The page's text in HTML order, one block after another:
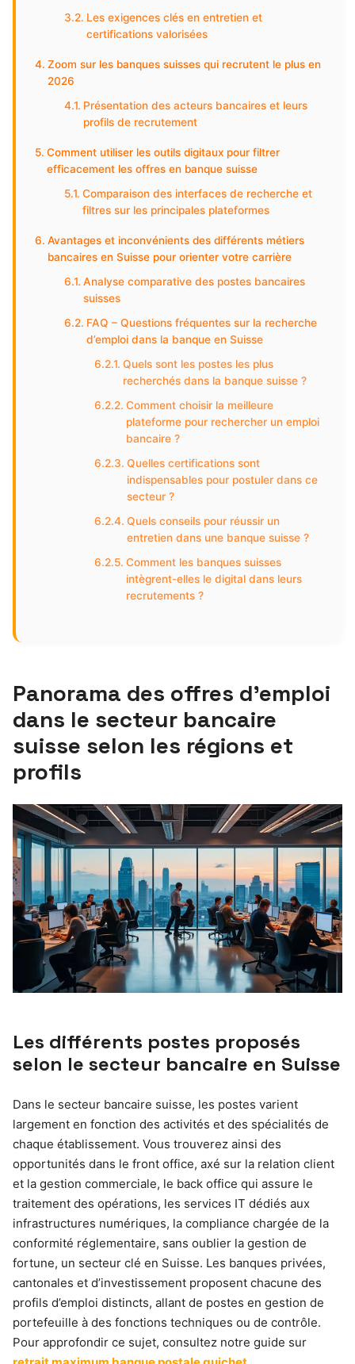
Les exigences clés en entretien et
certifications valorisées
Zoom sur les banques suisses qui recrutent le plus en
2026
Présentation des acteurs bancaires et leurs
profils de recrutement
Comment utiliser les outils digitaux pour filtrer
efficacement les offres en banque suisse
Comparaison des interfaces de recherche et
filtres sur les principales plateformes
Avantages et inconvénients des différents métiers
bancaires en Suisse pour orienter votre carrière
Analyse comparative des postes bancaires
suisses
FAQ – Questions fréquentes sur la recherche
d’emploi dans la banque en Suisse
Quels sont les postes les plus
recherchés dans la banque suisse ?
Comment choisir la meilleure
plateforme pour rechercher un emploi
bancaire ?
Quelles certifications sont
indispensables pour postuler dans ce
secteur ?
Quels conseils pour réussir un
entretien dans une banque suisse ?
Comment les banques suisses
intègrent-elles le digital dans leurs
recrutements ?
Panorama des offres d’emploi
dans le secteur bancaire
suisse selon les régions et
profils
Les différents postes proposés
selon le secteur bancaire en Suisse
Dans le secteur bancaire suisse, les postes varient
largement en fonction des activités et des spécialités de
chaque établissement. Vous trouverez ainsi des
opportunités dans le front office, axé sur la relation client
et la gestion commerciale, le back office qui assure le
traitement des opérations, les services IT dédiés aux
infrastructures numériques, la compliance chargée de la
conformité réglementaire, sans oublier la gestion de
fortune, un secteur clé en Suisse. Les banques privées,
cantonales et d’investissement proposent chacune des
profils d’emploi distincts, allant de postes en gestion de
portefeuille à des fonctions techniques ou de contrôle.
Pour approfondir ce sujet, consultez notre guide sur